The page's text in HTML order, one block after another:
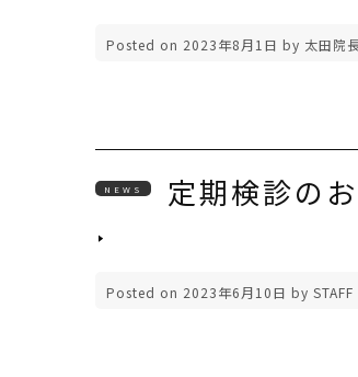
Posted on 2023年8月1日 by 太田院
NEWS 定期検診の
Posted on 2023年6月10日 by STAFF